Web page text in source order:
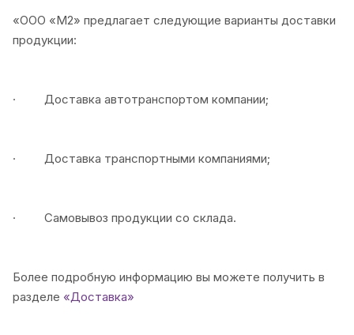
«ООО «М2» предлагает следующие варианты доставки
продукции:
· Доставка автотранспортом компании;
· Доставка транспортными компаниями;
· Самовывоз продукции со склада.
Более подробную информацию вы можете получить в
разделе «Доставка»